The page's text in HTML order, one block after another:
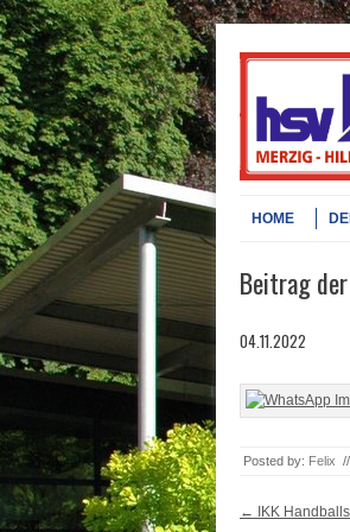
Menu
HOME
Beitrag
04.11.2022
Posted by: Felix //
Post navigation
← IKK